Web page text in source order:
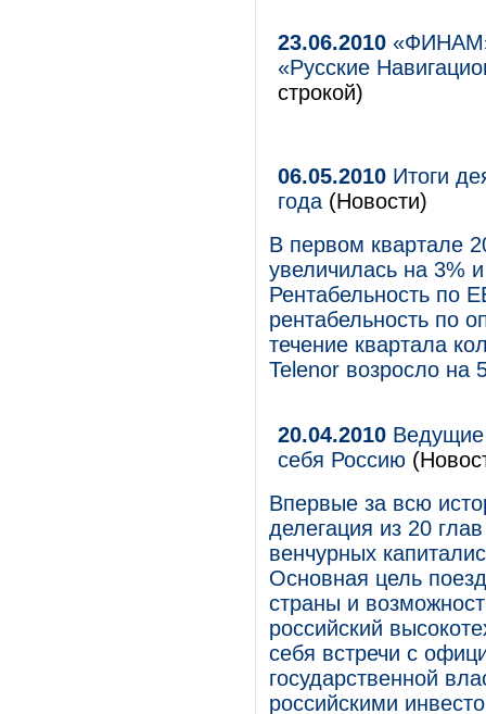
23.06.2010
«Русские
строкой)
06.05.2010 Итоги
года (Новости)
В первом квартале
увеличилась на 3%
Рентабельность по
рентабельность по
течение квартала
Telenor возросло на
20.04.2010
себя Россию
Впервые за всю
делегация из 20
венчурных
Основная цель
страны и
российский
себя встречи с
государственной
российскими